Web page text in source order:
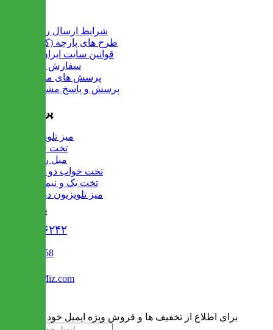
شرایط ارسال رایگان
طرح های پارچه (کالیته)
قوانین سایت ایران میز
سفارش عمده
پرسش های متداول
پرسش و پاسخ مشتریان
پرفروش ها
میز تلویزیون
تخت خواب
مبل راحتی
تخت خواب دو طبقه
تخت یک و نیم نفره
میز تلویزیون دیواری
تماس با ما :
۰۲۱۹۱۳۰۶۲۴۲
02122509458
Info@IranMiz.com
برای اطلاع از تخفیف ها و فروش ویژه ایمیل خود را وارد کنید